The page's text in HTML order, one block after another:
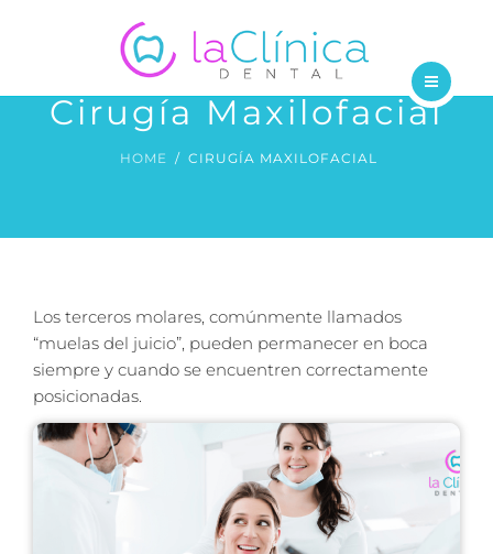
TRATAMIENTOS
BLOG
INICIO
BLOG
CONTÁCTANOS
Cirugía Maxilofacial
HOME CIRUGÍA MAXILOFACIAL
Los terceros molares, comúnmente llamados
“muelas del juicio”, pueden permanecer en boca
siempre y cuando se encuentren correctamente
posicionadas.